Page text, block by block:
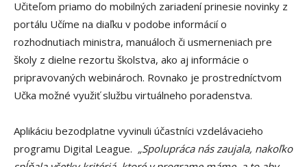
Učiteľom priamo do mobilných zariadení prinesie novinky z
portálu Učíme na diaľku v podobe informácií o
rozhodnutiach ministra, manuáloch či usmerneniach pre
školy z dielne rezortu školstva, ako aj informácie o
pripravovaných webinároch. Rovnako je prostredníctvom
Učka možné využiť službu virtuálneho poradenstva.
Aplikáciu bezodplatne vyvinuli účastníci vzdelávacieho
programu Digital League. „Spolupráca nás zaujala, nakoľko